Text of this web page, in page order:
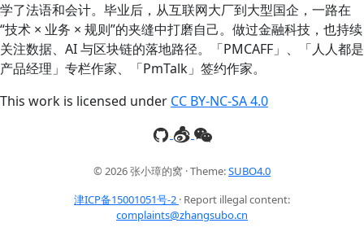
学了法语和会计。毕业后，从互联网大厂到大型国企，一路在
“技术 × 业务 × 规则”的夹缝中打磨自己。做过金融科技，也持续
关注数据、AI 与区块链的落地路径。「PMCAFF」、「人人都是
产品经理」专栏作家、「PmTalk」签约作家。
This work is licensed under CC BY-NC-SA 4.0
© 2026 张小璋的窝 · Theme:SUBO4.0
津ICP备15001051号-2 · Report illegal content:
complaints@zhangsubo.cn